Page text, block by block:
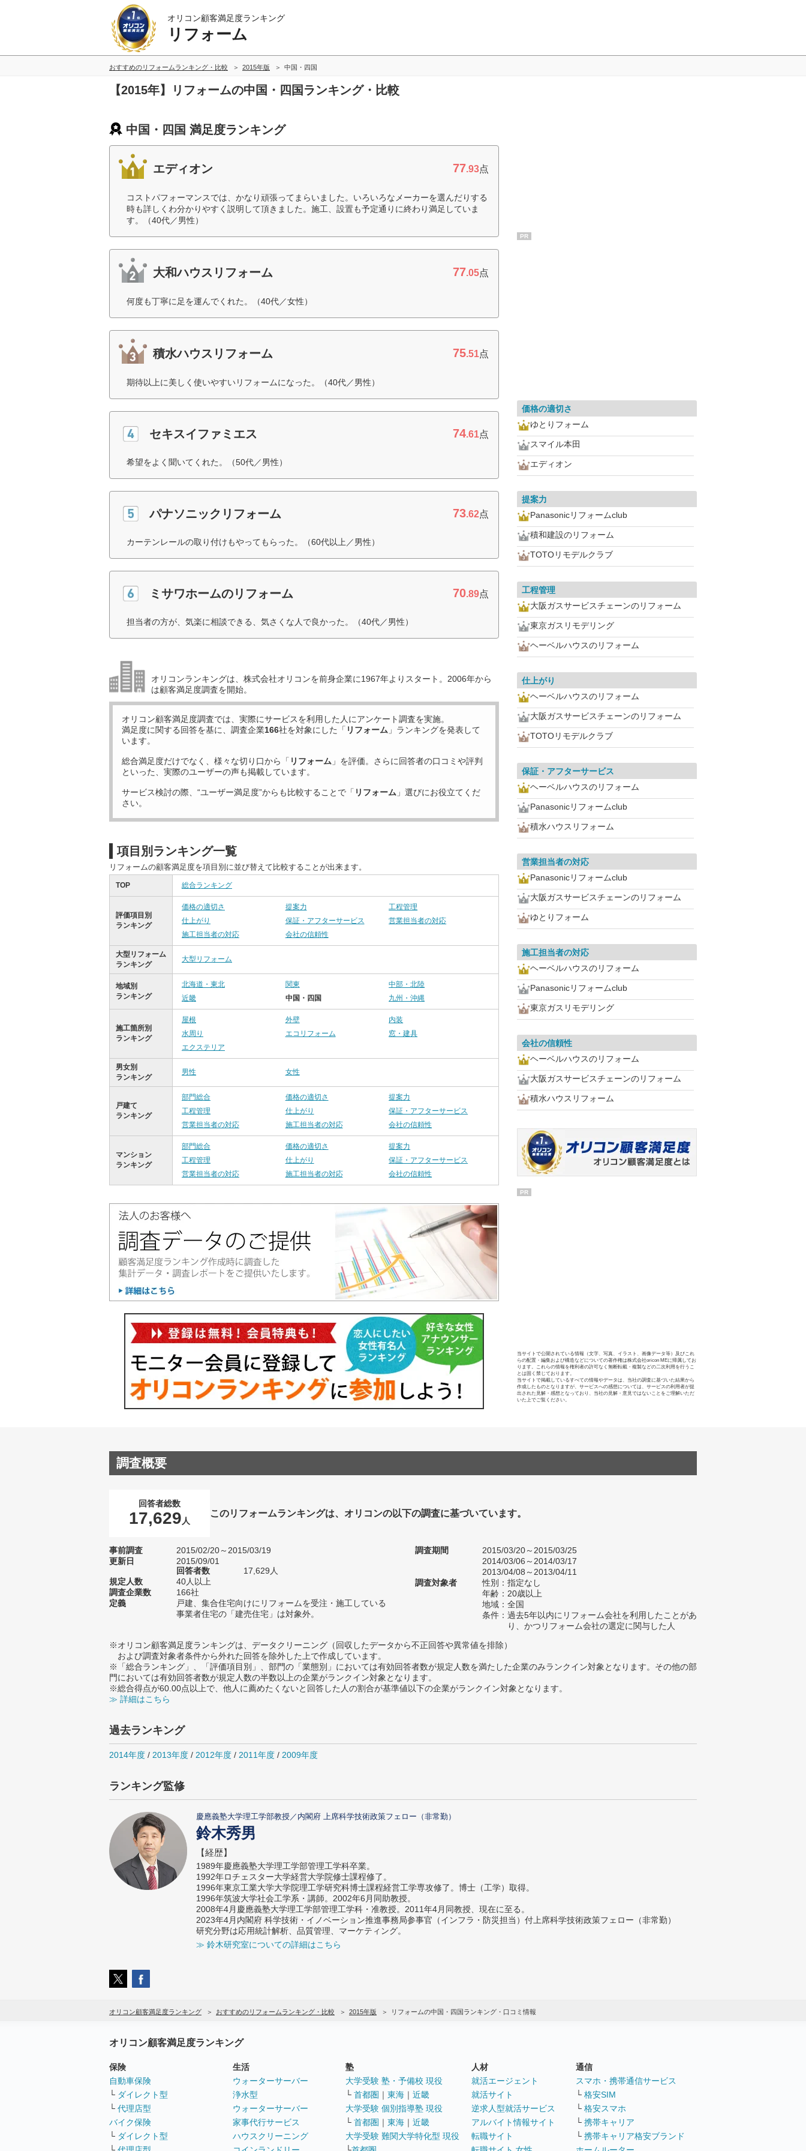
オリコン顧客満足度ランキング
リフォーム
おすすめのリフォームランキング・比較 2015年版 中国・四国
【2015年】リフォームの中国・四国ランキング・比較
中国・四国 満足度ランキング
エディオン 77.93点
コストパフォーマンスでは、かなり頑張ってまらいました。いろいろなメーカーを選んだりする
時も詳しくわ分かりやすく説明して頂きました。施工、設置も予定通りに終わり満足していま
す。（40代／男性）
大和ハウスリフォーム 77.05点
何度も丁寧に足を運んでくれた。（40代／女性）
積水ハウスリフォーム 75.51点
期待以上に美しく使いやすいリフォームになった。（40代／男性）
セキスイファミエス 74.61点
希望をよく聞いてくれた。（50代／男性）
パナソニックリフォーム 73.62点
カーテンレールの取り付けもやってもらった。（60代以上／男性）
ミサワホームのリフォーム 70.89点
担当者の方が、気楽に相談できる、気さくな人で良かった。（40代／男性）
オリコンランキングは、株式会社オリコンを前身企業に1967年よりスタート。2006年から
は顧客満足度調査を開始。
オリコン顧客満足度調査では、実際にサービスを利用した 人にアンケート調査を実施。
満足度に関する回答を基に、調査企業166社を対象にした「 リフォーム 」ランキングを発表して
います。
総合満足度だけでなく、様々な切り口から「 リフォーム 」を評価。さらに回答者の口コミや評判
といった、実際のユーザーの声も掲載しています。
サービス検討の際、“ユーザー満足度”からも比較することで「 リフォーム 」選びにお役立てくだ
さい。
項目別ランキング一覧
リフォームの顧客満足度を項目別に並び替えて比較することが出来ます。
TOP 総合ランキング
評価項目別
ランキング
価格の適切さ 提案力
工程管理
仕上がり
保証・アフターサービス
営業担当者の対応
施工担当者の対応
会社の信頼性
大型リフォーム
ランキング
大型リフォーム
地域別
ランキング
北海道・東北 関東
中部・北陸
近畿
中国・四国 九州・沖縄
施工箇所別
ランキング
屋根 外壁
内装
水周り
エコリフォーム
窓・建具
エクステリア
男女別
ランキング
男性 女性
戸建て
ランキング
部門総合 価格の適切さ
提案力
工程管理
仕上がり
保証・アフターサービス
営業担当者の対応
施工担当者の対応 会社の信頼性
マンション
ランキング
部門総合 価格の適切さ
提案力
工程管理
仕上がり
保証・アフターサービス
営業担当者の対応
施工担当者の対応 会社の信頼性
PR
価格の適切さ
ゆとりフォーム
スマイル本田
エディオン
提案力
Panasonicリフォームclub
積和建設のリフォーム
TOTOリモデルクラブ
工程管理
大阪ガスサービスチェーンのリフォーム
東京ガスリモデリング
ヘーベルハウスのリフォーム
仕上がり
ヘーベルハウスのリフォーム
大阪ガスサービスチェーンのリフォーム
TOTOリモデルクラブ
保証・アフターサービス
ヘーベルハウスのリフォーム
Panasonicリフォームclub
積水ハウスリフォーム
営業担当者の対応
Panasonicリフォームclub
大阪ガスサービスチェーンのリフォーム
ゆとりフォーム
施工担当者の対応
ヘーベルハウスのリフォーム
Panasonicリフォームclub
東京ガスリモデリング
会社の信頼性
ヘーベルハウスのリフォーム
大阪ガスサービスチェーンのリフォーム
積水ハウスリフォーム
PR
当サイトで公開されている情報（文字、写真、イラスト、画像データ等）及びこれ
らの配置・編集および構造などについての著作権は株式会社oricon MEに帰属してお
ります。これらの情報を権利者の許可なく無断転載・複製などの二次利用を行うこ
とは固く禁じております。
当サイトで掲載しているすべての情報やデータは、当社の調査に基づいた結果から
作成したものとなりますが、サービスへの感想については、サービスの利用者が提
出された見解・感想となっており、当社の見解・意見ではないことをご理解いただ
いた上でご覧ください。
調査概要
回答者総数
17,629 人
このリフォームランキングは、オリコンの以下の調査に基づいています。
事前調査
2015/02/20～2015/03/19
更新日
2015/09/01
回答者数
17,629人
規定人数
40人以上
調査企業数
166社
定義
戸建、集合住宅向けにリフォームを受注・施工している
事業者住宅の「建売住宅」は対象外。
調査期間
2015/03/20～2015/03/25
2014/03/06～2014/03/17
2013/04/08～2013/04/11
調査対象者
性別：指定なし
年齢：20歳以上
地域：全国
条件：過去5年以内にリフォーム会社を利用したことがあ
り、かつリフォーム会社の選定に関与した人
※オリコン顧客満足度ランキングは、データクリーニング（回収したデータから不正回答や異常値を排除）
および調査対象者条件から外れた回答を除外した上で作成しています。
※「総合ランキング」、「評価項目別」、部門の「業態別」においては有効回答者数が規定人数を満たした企業のみランクイン対象となります。その他の部
門においては有効回答者数が規定人数の半数以上の企業がランクイン対象となります。
※総合得点が60.00点以上で、他人に薦めたくないと回答した人の割合が基準値以下の企業がランクイン対象となります。
≫ 詳細はこちら
過去ランキング
2014年度 / 2013年度 / 2012年度 / 2011年度 / 2009年度
ランキング監修
慶應義塾大学理工学部教授／内閣府 上席科学技術政策フェロー（非常勤）
鈴木秀男
【経歴】
1989年慶應義塾大学理工学部管理工学科卒業。
1992年ロチェスター大学経営大学院修士課程修了。
1996年東京工業大学大学院理工学研究科博士課程経営工学専攻修了。博士（工学）取得。
1996年筑波大学社会工学系・講師。2002年6月同助教授。
2008年4月慶應義塾大学理工学部管理工学科・准教授。2011年4月同教授、現在に至る。
2023年4月内閣府 科学技術・イノベーション推進事務局参事官（インフラ・防災担当）付上席科学技術政策フェロー（非常勤）
研究分野は応用統計解析、品質管理、マーケティング。
≫ 鈴木研究室についての詳細はこちら
オリコン顧客満足度ランキング おすすめのリフォームランキング・比較 2015年版 リフォームの中国・四国ランキング・口コミ情報
オリコン顧客満足度ランキング
保険
自動車保険
└ ダイレクト型
└ 代理店型
バイク保険
└ ダイレクト型
生活
ウォーターサーバー
浄水型
ウォーターサーバー
家事代行サービス
ハウスクリーニング
塾
大学受験 塾・予備校 現役
└ 首都圏 ｜ 東海 ｜ 近畿
大学受験 個別指導塾 現役
└ 首都圏 ｜ 東海 ｜ 近畿
大学受験 難関大学特化型 現役
人材
就活エージェント
就活サイト
逆求人型就活サービス
アルバイト情報サイト
転職サイト
通信
スマホ・携帯通信サービス
└ 格安SIM
└ 格安スマホ
└ 携帯キャリア
└ 携帯キャリア格安ブランド